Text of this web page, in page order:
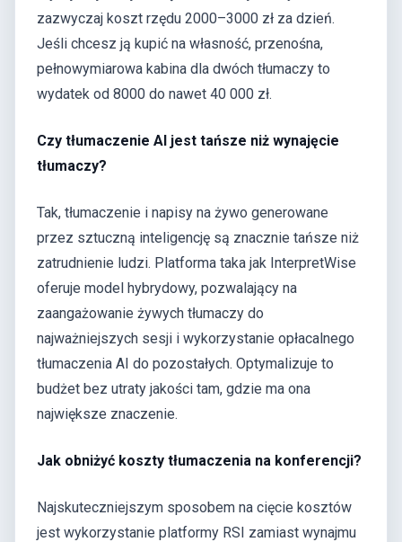
zazwyczaj koszt rzędu 2000–3000 zł za dzień.
Jeśli chcesz ją kupić na własność, przenośna,
pełnowymiarowa kabina dla dwóch tłumaczy to
wydatek od 8000 do nawet 40 000 zł.
Czy tłumaczenie AI jest tańsze niż wynajęcie
tłumaczy?
Tak, tłumaczenie i napisy na żywo generowane
przez sztuczną inteligencję są znacznie tańsze niż
zatrudnienie ludzi. Platforma taka jak InterpretWise
oferuje model hybrydowy, pozwalający na
zaangażowanie żywych tłumaczy do
najważniejszych sesji i wykorzystanie opłacalnego
tłumaczenia AI do pozostałych. Optymalizuje to
budżet bez utraty jakości tam, gdzie ma ona
największe znaczenie.
Jak obniżyć koszty tłumaczenia na konferencji?
Najskuteczniejszym sposobem na cięcie kosztów
jest wykorzystanie platformy RSI zamiast wynajmu